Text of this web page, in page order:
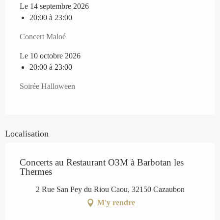
Le 14 septembre 2026
20:00 à 23:00
Concert Maloé
Le 10 octobre 2026
20:00 à 23:00
Soirée Halloween
Localisation
Concerts au Restaurant O3M à Barbotan les
Thermes
2 Rue San Pey du Riou Caou, 32150 Cazaubon
M'y rendre